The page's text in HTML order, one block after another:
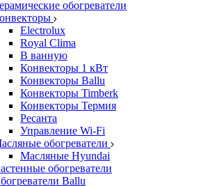
обогреватели
Electrolux
Royal Clima
В ванную
Конвекторы 1 кВт
Конвекторы Ballu
Конвекторы Timberk
Конвекторы Термия
Ресанта
Управление Wi-Fi
обогреватели
Масляные Hyundai
обогреватели
Ballu